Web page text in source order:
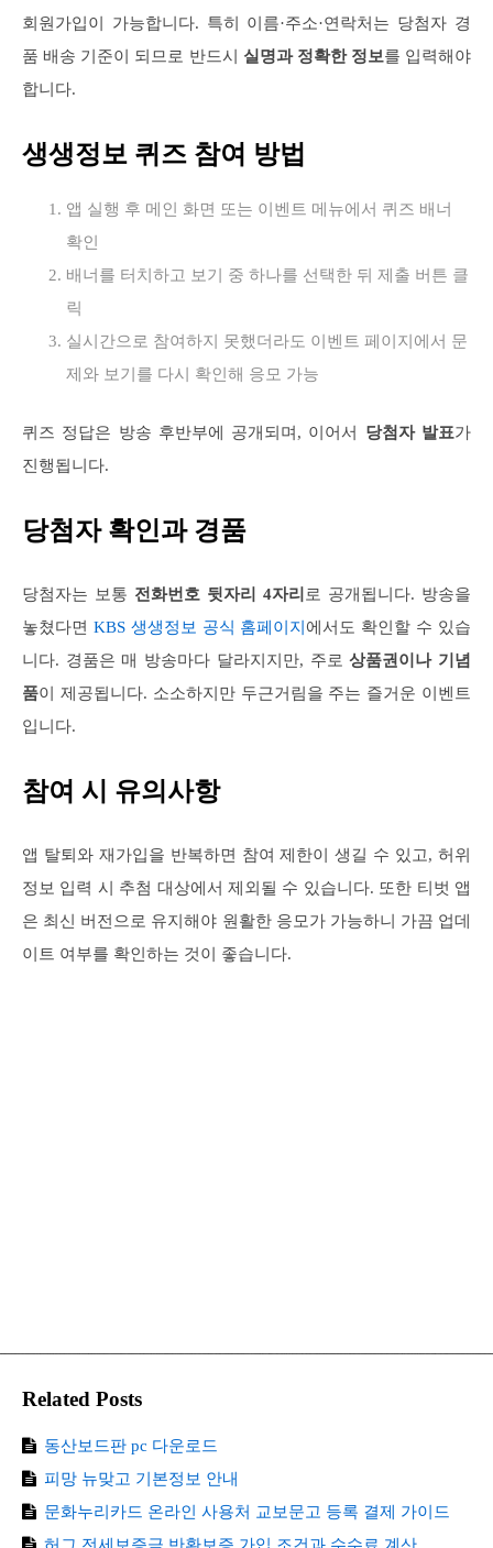
회원가입이 가능합니다. 특히 이름·주소·연락처는 당첨자 경
품 배송 기준이 되므로 반드시 실명과 정확한 정보를 입력해야
합니다.
생생정보 퀴즈 참여 방법
앱 실행 후 메인 화면 또는 이벤트 메뉴에서 퀴즈 배너
확인
배너를 터치하고 보기 중 하나를 선택한 뒤 제출 버튼 클
릭
실시간으로 참여하지 못했더라도 이벤트 페이지에서 문
제와 보기를 다시 확인해 응모 가능
퀴즈 정답은 방송 후반부에 공개되며, 이어서 당첨자 발표가
진행됩니다.
당첨자 확인과 경품
당첨자는 보통 전화번호 뒷자리 4자리 로 공개됩니다. 방송을
놓쳤다면 KBS 생생정보 공식 홈페이지 에서도 확인할 수 있습
니다. 경품은 매 방송마다 달라지지만, 주로상품권이나 기념
품이 제공됩니다. 소소하지만 두근거림을 주는 즐거운 이벤트
입니다.
참여 시 유의사항
앱 탈퇴와 재가입을 반복하면 참여 제한이 생길 수 있고, 허위
정보 입력 시 추첨 대상에서 제외될 수 있습니다. 또한 티벗 앱
은 최신 버전으로 유지해야 원활한 응모가 가능하니 가끔 업데
이트 여부를 확인하는 것이 좋습니다.
Related Posts
동산보드판 pc 다운로드
피망 뉴맞고 기본정보 안내
문화누리카드 온라인 사용처 교보문고 등록 결제 가이드